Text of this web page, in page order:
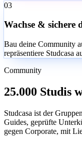
03
Wachse & sichere
Bau deine Community
repräsentiere Studcasa
Community
25.000 Studis
Studcasa ist der
Guides, geprüfte
gegen Corporate, mit